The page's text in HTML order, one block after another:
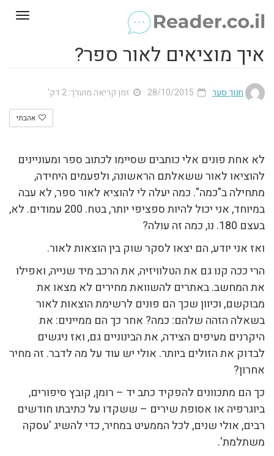
איך מוציאים לאור ספר?
חנוך סער זמן קריאה מוערך: 2 דק'
אהבתי
לא אחת פונים אלי כותבים שסיימו לכתוב ספר ומעוניינים
להוציאו לאור ששאלתם הראשונה, ולפעמים היחידה,
מתחילה ב"כמה". כמה יעלה לי להוציא לאור ספר, לא עבה
במיוחד, אני יכול להיות ספציפי יותר, בטח. 200 עמודים. לא,
בעצם 180. נו, כמה זה עולה?
ואז אני יודע, הם יצאו לסקר שוק בין הוצאות לאור.
הרי ככה קנו גם את הטלוויזיה, את הרכב מיד שנייה, ואפילו
את המחשב. באתרים להשוואת מחירים לא מצאו את
מבוקשם, וכיוון שכך הם פונים לרשימת הוצאות לאור
בשאלה הזהה שלהם: כמה? אחר כך הם ממיינים: את
היקרנים מעיפים הצידה, את הבינוניים גם, ואז ניגשים
לבדוק את הזולים ביותר. אולי יש עוד על מה לדבר. זה מחיר
אחרון?
כך הם מתכוונים להפקיד כתב יד – רומן, קובץ סיפורים,
ביוגרפיה או אסופת שירים – ששקדו על כתיבתו חודשים
רבים, אולי שנים, לכל הממעיט במחיר, כדי להשיג 'עסקה
משתלמת'.